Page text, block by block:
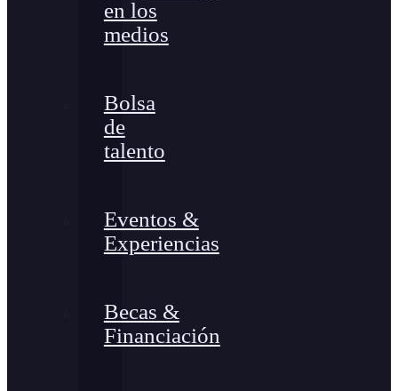
en los
medios
Bolsa
de
talento
Eventos &
Experiencias
Becas &
Financiación